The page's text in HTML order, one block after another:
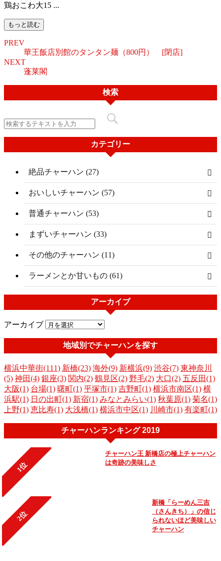
鶏おこわ大15 ...
もっと読む
PREV
華王飯店別館のタンタン麺（800円） [閉店]
NEXT
蓬莱閣
検索
カテゴリー
絶品チャーハン (27)
おいしいチャーハン (57)
普通チャーハン (53)
まずいチャーハン (33)
その他のチャーハン (11)
ラーメンとか甘いもの (61)
アーカイブ
アーカイブ
地域別でチャーハンを探す
横浜中華街(111) 新橋(23) 海外(9) 新横浜(9) 渋谷(7) 東神奈川
(5) 神田(4) 銀座(3) 関内(2) 鶴見区(2) 野毛(2) 大口(2) 五反田(1)
大阪(1) 台場(1) 曙町(1) 平塚市(1) 吉野町(1) 横浜市南区(1) 横
浜駅(1) 日の出町(1) 新宿(1) みなとみらい(1) 秋葉原(1) 菊名(1)
上野(1) 恵比寿(1) 大浅橋(1) 横浜市中区(1) 川崎市(1) 有楽町(1)
チャーハンランキング 2019
1位
チャーハン王 新橋店の極上チャーハン
は奇跡の美味しさ
2位
新橋「らーめん三吉
（さんきち）」の信じ
られないほど美味しい
チャーハン